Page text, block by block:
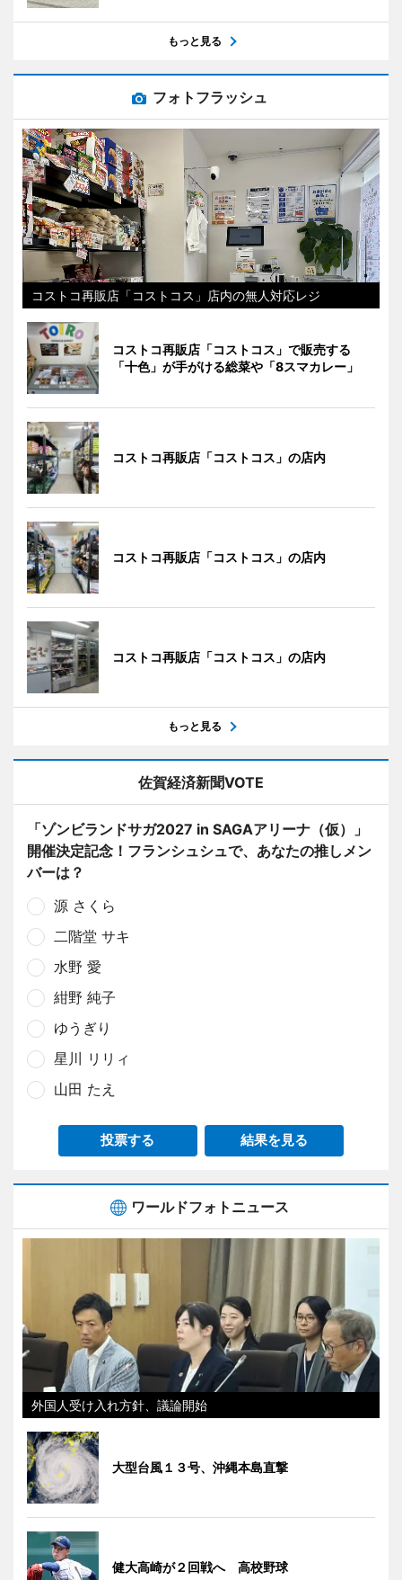
もっと見る
フォトフラッシュ
コストコ再販店「コストコス」店内の無人対応レジ
コストコ再販店「コストコス」で販売する
「十色」が手がける総菜や「8スマカレー」
コストコ再販店「コストコス」の店内
コストコ再販店「コストコス」の店内
コストコ再販店「コストコス」の店内
もっと見る
佐賀経済新聞VOTE
「ゾンビランドサガ2027 in SAGAアリーナ（仮）」
開催決定記念！フランシュシュで、あなたの推しメン
バーは？
源 さくら
二階堂 サキ
水野 愛
紺野 純子
ゆうぎり
星川 リリィ
山田 たえ
投票する 結果を見る
ワールドフォトニュース
外国人受け入れ方針、議論開始
大型台風１３号、沖縄本島直撃
健大高崎が２回戦へ 高校野球